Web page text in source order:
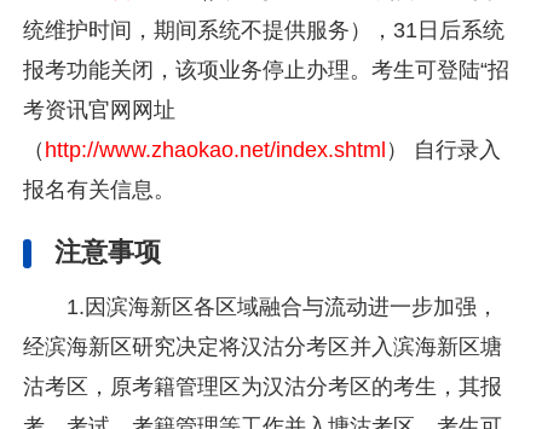
统维护时间，期间系统不提供服务），31日后系统
报考功能关闭，该项业务停止办理。考生可登陆“招
考资讯官网网址
（ http://www.zhaokao.net/index.shtml ） 自行录入
报名有关信息。
注意事项
1.因滨海新区各区域融合与流动进一步加强，
经滨海新区研究决定将汉沽分考区并入滨海新区塘
沽考区，原考籍管理区为汉沽分考区的考生，其报